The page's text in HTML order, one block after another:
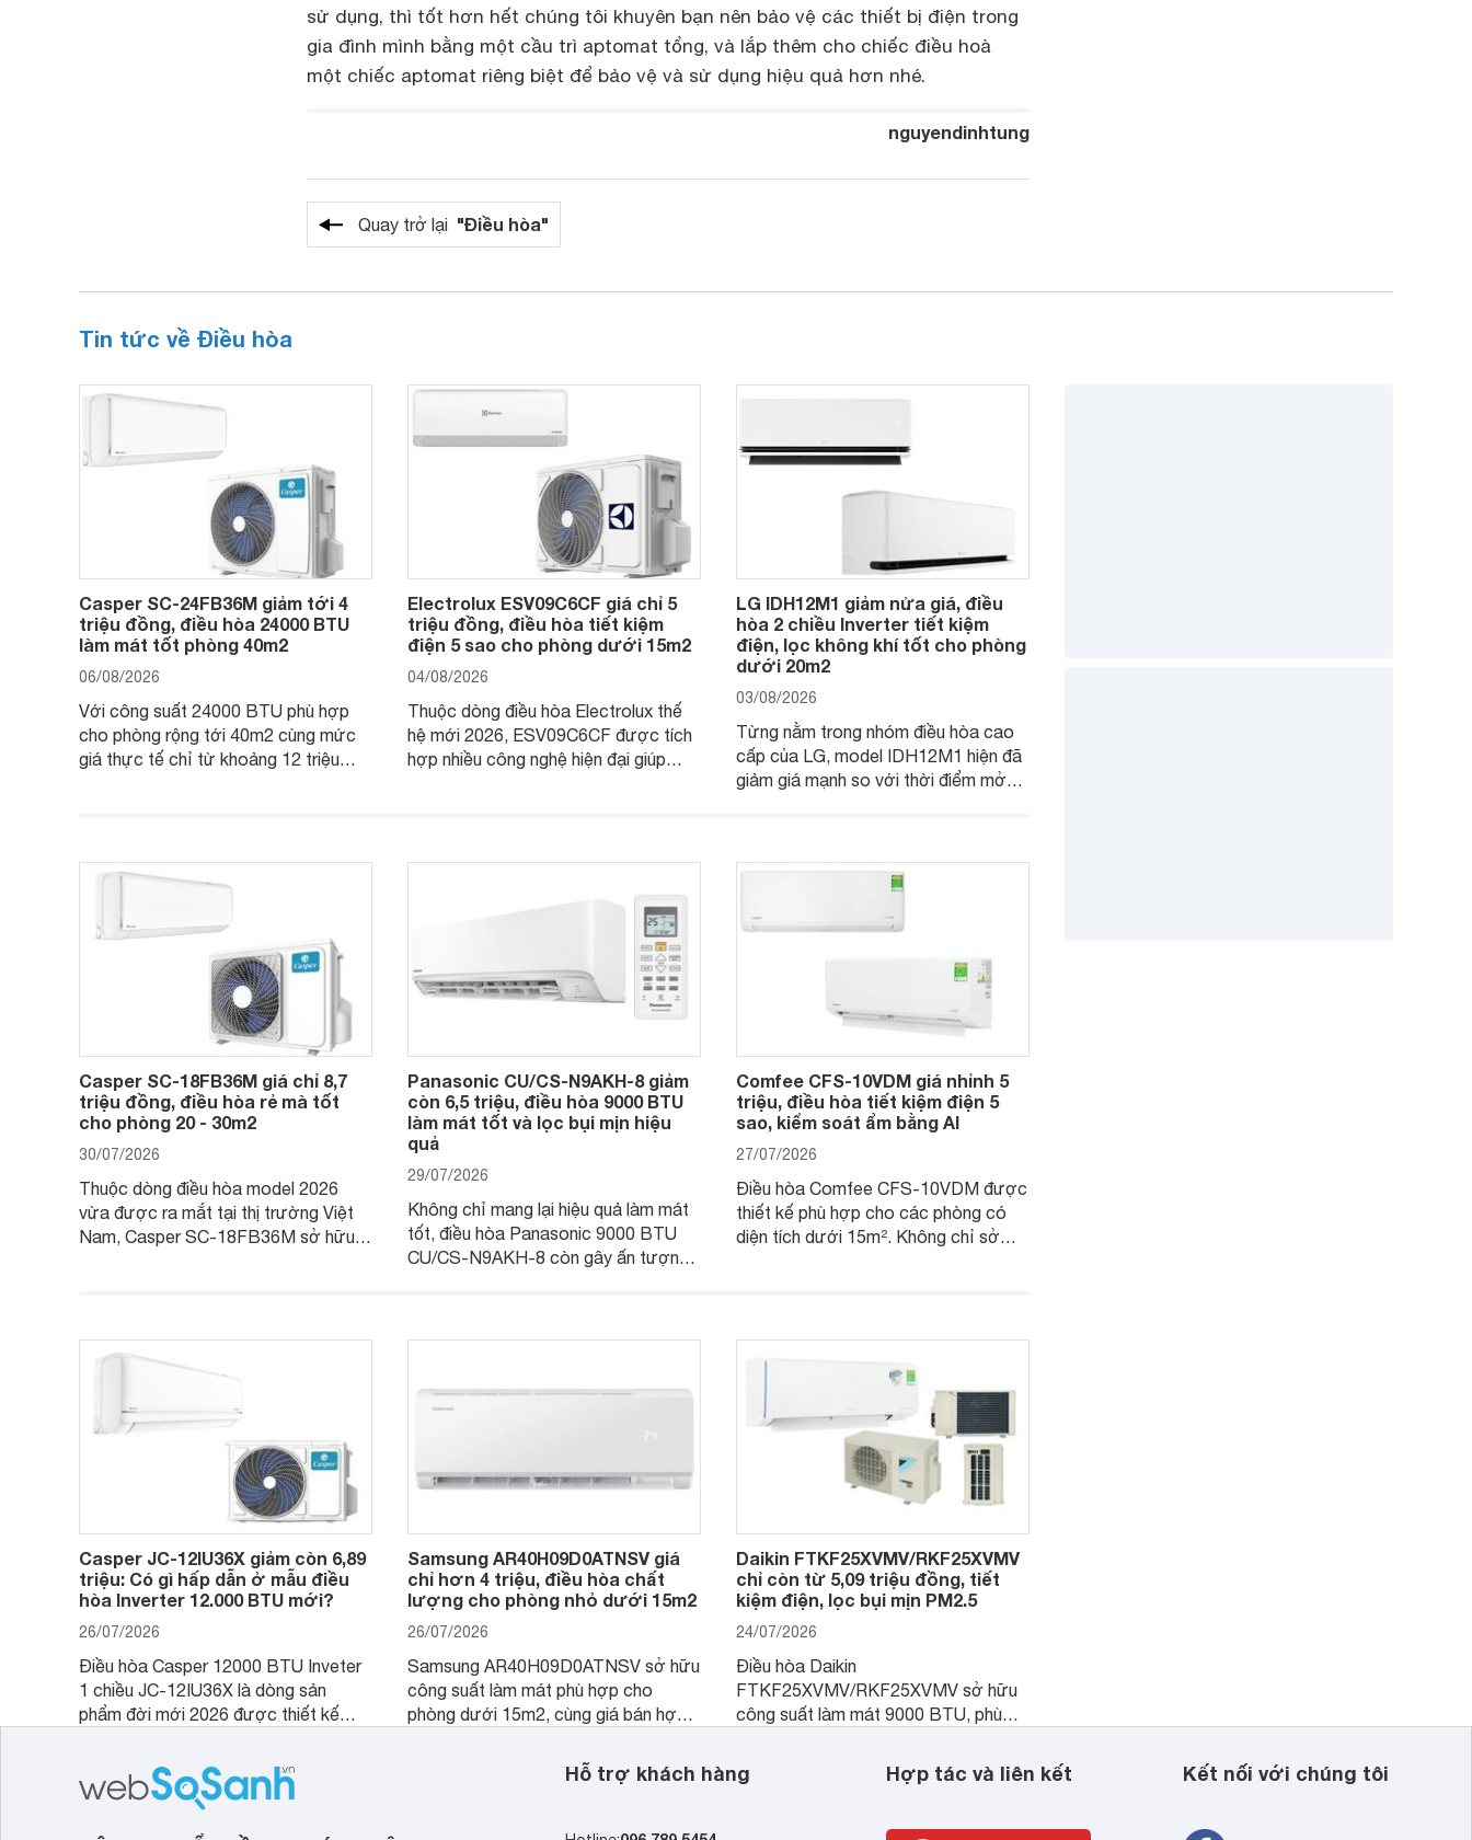
sử dụng, thì tốt hơn hết chúng tôi khuyên bạn nên bảo vệ các thiết bị điện trong
gia đình mình bằng một cầu trì aptomat tổng, và lắp thêm cho chiếc điều hoà
một chiếc aptomat riêng biệt để bảo vệ và sử dụng hiệu quả hơn nhé.
nguyendinhtung
Quay trở lại "Điều hòa"
Tin tức về Điều hòa
Casper SC-24FB36M giảm tới 4
triệu đồng, điều hòa 24000 BTU
làm mát tốt phòng 40m2
06/08/2026
Với công suất 24000 BTU phù hợp
cho phòng rộng tới 40m2 cùng mức
giá thực tế chỉ từ khoảng 12 triệu
Electrolux ESV09C6CF giá chỉ 5
triệu đồng, điều hòa tiết kiệm
điện 5 sao cho phòng dưới 15m2
04/08/2026
Thuộc dòng điều hòa Electrolux thế
hệ mới 2026, ESV09C6CF được tích
hợp nhiều công nghệ hiện đại giúp
LG IDH12M1 giảm nửa giá, điều
hòa 2 chiều Inverter tiết kiệm
điện, lọc không khí tốt cho phòng
dưới 20m2
03/08/2026
Từng nằm trong nhóm điều hòa cao
cấp của LG, model IDH12M1 hiện đã
giảm giá mạnh so với thời điểm mở
đại.
Casper SC-18FB36M giá chỉ 8,7
triệu đồng, điều hòa rẻ mà tốt
cho phòng 20 - 30m2
30/07/2026
Thuộc dòng điều hòa model 2026
vừa được ra mắt tại thị trường Việt
Nam, Casper SC-18FB36M sở hữu
nhiều tính năng và công nghệ hiện đại.
Panasonic CU/CS-N9AKH-8 giảm
còn 6,5 triệu, điều hòa 9000 BTU
làm mát tốt và lọc bụi mịn hiệu
quả
29/07/2026
Không chỉ mang lại hiệu quả làm mát
tốt, điều hòa Panasonic 9000 BTU
CU/CS-N9AKH-8 còn gây ấn tượng
Comfee CFS-10VDM giá nhỉnh 5
triệu, điều hòa tiết kiệm điện 5
sao, kiểm soát ẩm bằng AI
27/07/2026
Điều hòa Comfee CFS-10VDM được
thiết kế phù hợp cho các phòng có
diện tích dưới 15m². Không chỉ sở
mức giá dễ tiếp cận.
Casper JC-12IU36X giảm còn 6,89
triệu: Có gì hấp dẫn ở mẫu điều
hòa Inverter 12.000 BTU mới?
26/07/2026
Điều hòa Casper 12000 BTU Inveter
1 chiều JC-12IU36X là dòng sản
phẩm đời mới 2026 được thiết kế
sở hữu khả năng làm mát tốt mà còn
có giá bán rất hợp lý.
Samsung AR40H09D0ATNSV giá
chỉ hơn 4 triệu, điều hòa chất
lượng cho phòng nhỏ dưới 15m2
26/07/2026
Samsung AR40H09D0ATNSV sở hữu
công suất làm mát phù hợp cho
phòng dưới 15m2, cùng giá bán hợp
phòng ngủ, phòng khách gia đình.
Daikin FTKF25XVMV/RKF25XVMV
chỉ còn từ 5,09 triệu đồng, tiết
kiệm điện, lọc bụi mịn PM2.5
24/07/2026
Điều hòa Daikin
FTKF25XVMV/RKF25XVMV sở hữu
công suất làm mát 9000 BTU, phù
nhỏ dưới 15 m2. Hiện sản phẩm đang
được nhiều đại lý giảm giá sâu, giúp
Hỗ trợ khách hàng Hợp tác và liên kết Kết nối với chúng tôi